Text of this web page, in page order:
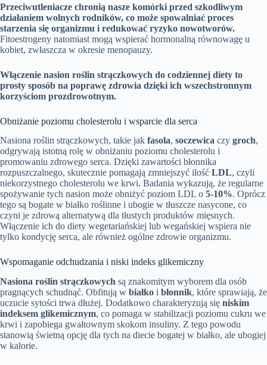
Przeciwutleniacze chronią nasze komórki przed szkodliwym
działaniem wolnych rodników, co może spowalniać proces
starzenia się organizmu i redukować ryzyko nowotworów.
Fitoestrogeny natomiast mogą wspierać hormonalną równowagę u
kobiet, zwłaszcza w okresie menopauzy.
Włączenie nasion roślin strączkowych do codziennej diety to
prosty sposób na poprawę zdrowia dzięki ich wszechstronnym
korzyściom prozdrowotnym.
Obniżanie poziomu cholesterolu i wsparcie dla serca
Nasiona roślin strączkowych, takie jak fasola, soczewica czy groch,
odgrywają istotną rolę w obniżaniu poziomu cholesterolu i
promowaniu zdrowego serca. Dzięki zawartości błonnika
rozpuszczalnego, skutecznie pomagają zmniejszyć ilość LDL, czyli
niekorzystnego cholesterolu we krwi. Badania wykazują, że regularne
spożywanie tych nasion może obniżyć poziom LDL o 5-10%. Oprócz
tego są bogate w białko roślinne i ubogie w tłuszcze nasycone, co
czyni je zdrową alternatywą dla tłustych produktów mięsnych.
Włączenie ich do diety wegetariańskiej lub wegańskiej wspiera nie
tylko kondycję serca, ale również ogólne zdrowie organizmu.
Wspomaganie odchudzania i niski indeks glikemiczny
Nasiona roślin strączkowych są znakomitym wyborem dla osób
pragnących schudnąć. Obfitują w białko i błonnik, które sprawiają, że
uczucie sytości trwa dłużej. Dodatkowo charakteryzują się niskim
indeksem glikemicznym, co pomaga w stabilizacji poziomu cukru we
krwi i zapobiega gwałtownym skokom insuliny. Z tego powodu
stanowią świetną opcję dla tych na diecie bogatej w białko, ale ubogiej
w kalorie.